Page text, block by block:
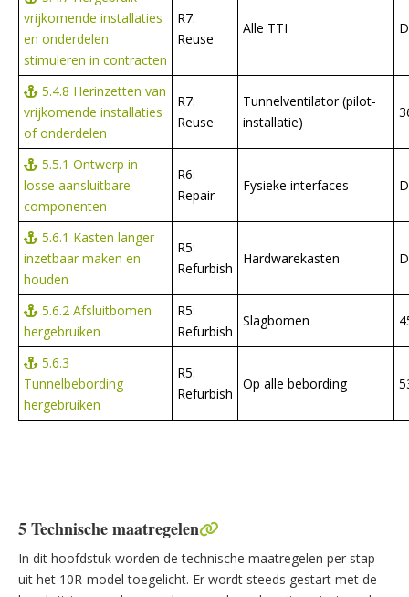
vrijkomende installaties
en onderdelen
stimuleren in contracten
R7:
Reuse
Alle TTI
5.4.8 Herinzetten van
vrijkomende installaties
of onderdelen
R7:
Reuse
Tunnelventilator (pilot-
installatie)
5.5.1 Ontwerp in
losse aansluitbare
componenten
R6:
Repair
Fysieke interfaces
5.6.1 Kasten langer
inzetbaar maken en
houden
R5:
Refurbish
Hardwarekasten
5.6.2 Afsluitbomen
hergebruiken
R5:
Refurbish
Slagbomen
5.6.3
Tunnelbebording
hergebruiken
R5:
Refurbish
Op alle bebording
5 Technische maatregelen
In dit hoofdstuk worden de technische maatregelen per stap
uit het 10R-model toegelicht. Er wordt steeds gestart met de